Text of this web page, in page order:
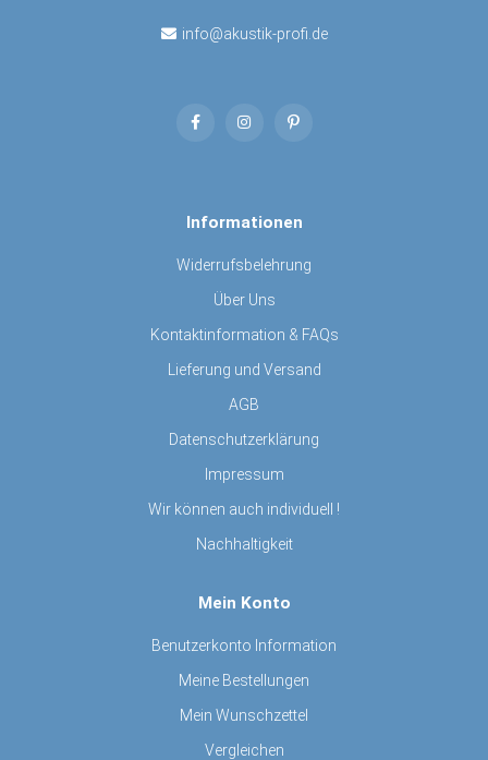
info@akustik-profi.de
Informationen
Widerrufsbelehrung
Über Uns
Kontaktinformation & FAQs
Lieferung und Versand
AGB
Datenschutzerklärung
Impressum
Wir können auch individuell !
Nachhaltigkeit
Mein Konto
Benutzerkonto Information
Meine Bestellungen
Mein Wunschzettel
Vergleichen